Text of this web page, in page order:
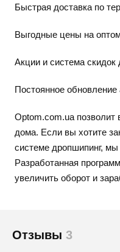
Быстрая доставка по
Выгодные цены на
Акции и система скидок
Постоянное обновление
Optom.com.ua позволит
дома. Если вы хотите
системе дропшипинг,
Разработанная
увеличить оборот и
Отзывы 3